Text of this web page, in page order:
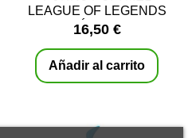
LEAGUE OF LEGENDS
VERSIÓN ARCANE
16,50 €
Añadir al carrito